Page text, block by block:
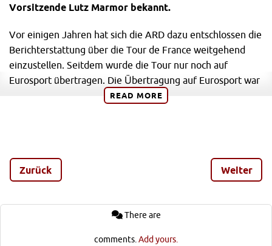
Vorsitzende Lutz Marmor bekannt.
Vor einigen Jahren hat sich die ARD dazu entschlossen die
Berichterstattung über die Tour de France weitgehend
einzustellen. Seitdem wurde die Tour nur noch auf
Eurosport übertragen. Die Übertragung auf Eurosport war
zwar sehr gut und hochwertig produziert, konnte aber
die Tour de France wieder mehr Menschen erreicht.
Lutz Marmor sagte, dass man sich nicht zu früh freuen
keine Entscheidung gefallen. Bis zum Ende des Jahres
wird euch dann natürlich sofort informieren.
READ MORE
Zurück Weiter
comments. Add yours.